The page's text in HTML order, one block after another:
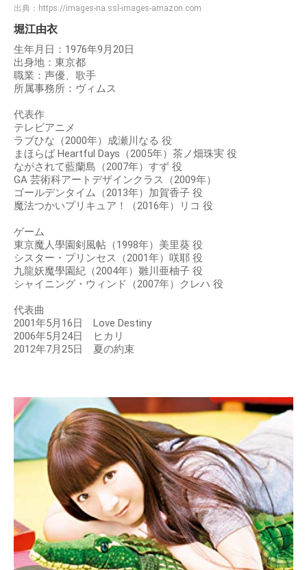
出典： https://images-na.ssl-images-amazon.com
堀江由衣
生年月日：1976年9月20日
出身地：東京都
職業：声優、歌手
所属事務所：ヴィムス
代表作
テレビアニメ
ラブひな（2000年）成瀬川なる 役
まほらば Heartful Days（2005年）茶ノ畑珠実 役
ながされて藍蘭島（2007年）すず 役
GA 芸術科アートデザインクラス（2009年）
ゴールデンタイム（2013年）加賀香子 役
魔法つかいプリキュア！（2016年）リコ 役
ゲーム
東京魔人學園剣風帖（1998年）美里葵 役
シスター・プリンセス（2001年）咲耶 役
九龍妖魔學園紀（2004年）雛川亜柚子 役
シャイニング・ウィンド（2007年）クレハ 役
代表曲
2001年5月16日 Love Destiny
2006年5月24日 ヒカリ
2012年7月25日 夏の約束